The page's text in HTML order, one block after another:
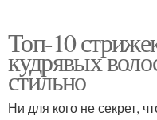
Топ-10
кудрявых
стильно
Ни для кого не секрет,